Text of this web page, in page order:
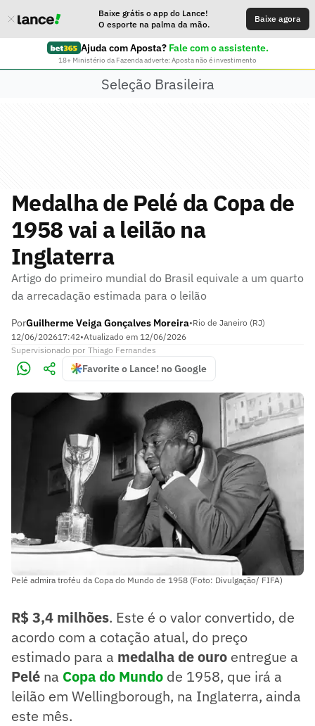
Baixe grátis o app do Lance!
O esporte na palma da mão.
Baixe agora
Ajuda com Aposta? Fale com o assistente.
18+ Ministério da Fazenda adverte: Aposta não é investimento
Seleção Brasileira
Medalha de Pelé da Copa de
1958 vai a leilão na
Inglaterra
Artigo do primeiro mundial do Brasil equivale a um quarto
da arrecadação estimada para o leilão
PorGuilherme Veiga Gonçalves Moreira•Rio de Janeiro (RJ)
12/06/202617:42•Atualizado em 12/06/2026
Supervisionado por Thiago Fernandes
Favorite o Lance! no Google
Pelé admira troféu da Copa do Mundo de 1958 (Foto: Divulgação/ FIFA)
R$ 3,4 milhões. Este é o valor convertido, de
acordo com a cotação atual, do preço
estimado para a medalha de ouro entregue a
Pelé na Copa do Mundo de 1958, que irá a
leilão em Wellingborough, na Inglaterra, ainda
este mês.